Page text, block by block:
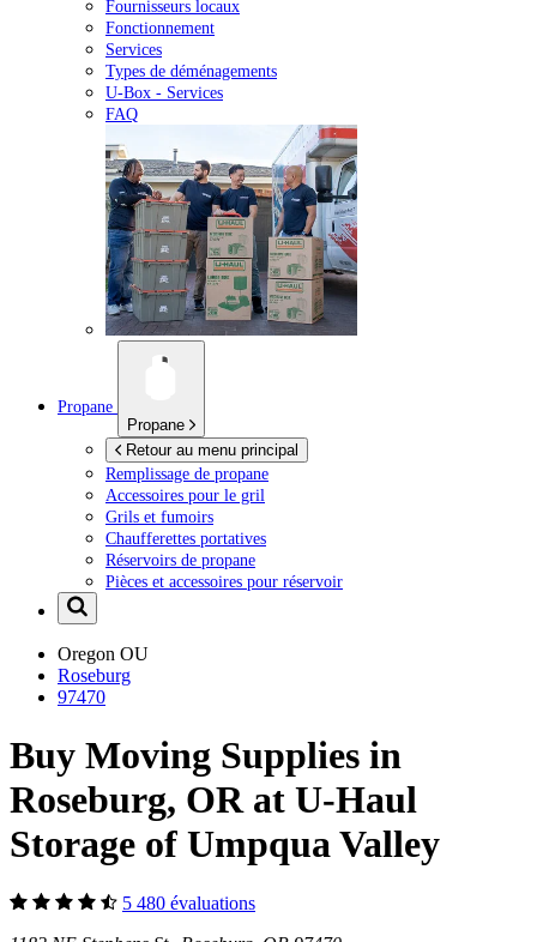
Fournisseurs locaux
Fonctionnement
Services
Types de déménagements
U-Box - Services
FAQ
Propane
Propane
Retour au menu principal
Remplissage de propane
Accessoires pour le gril
Grils et fumoirs
Chaufferettes portatives
Réservoirs de propane
Pièces et accessoires pour réservoir
Oregon OU
Roseburg
97470
Buy Moving Supplies in
Roseburg, OR at U-Haul
Storage of Umpqua Valley
5 480 évaluations